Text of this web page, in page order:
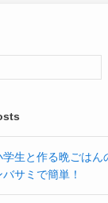
学生と作る晩ごはん
サミで簡単！